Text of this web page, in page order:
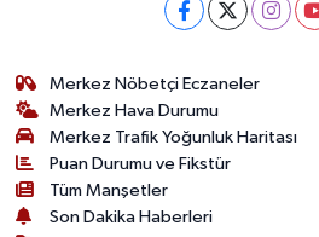
Merkez Nöbetçi Eczaneler
Merkez Hava Durumu
Merkez Trafik Yoğunluk Haritası
Puan Durumu ve Fikstür
Tüm Manşetler
Son Dakika Haberleri